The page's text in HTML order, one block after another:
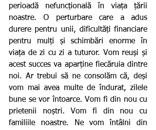
perioadă nefuncțională în viața țării
noastre. O perturbare care a adus
durere pentru unii, dificultăți financiare
pentru mulți și schimbări enorme în
viața de zi cu zi a tuturor. Vom reuși și
acest succes va aparține fiecăruia dintre
noi. Ar trebui să ne consolăm că, deși
vom mai avea multe de îndurat, zilele
bune se vor întoarce. Vom fi din nou cu
prietenii noștri. Vom fi din nou cu
familiile noastre. Ne vom întâlni din